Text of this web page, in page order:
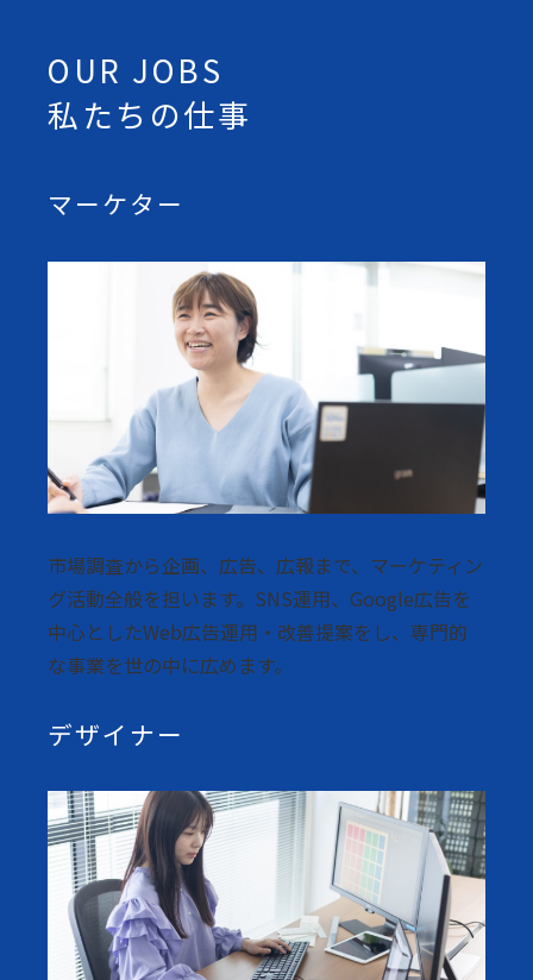
OUR JOBS
私たちの仕事
マーケター
市場調査から企画、広告、広報まで、マーケティン
グ活動全般を担います。SNS運用、Google広告を
中心としたWeb広告運用・改善提案をし、専門的
な事業を世の中に広めます。
デザイナー